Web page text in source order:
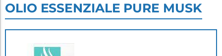
OLIO ESSENZIALE PURE MUSK